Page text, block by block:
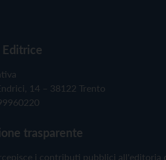
14 – 38122 Trento
trasparente
i contributi pubblici all'editoria